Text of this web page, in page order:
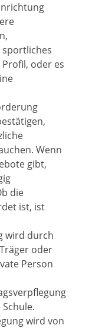
sportliches
oder es
Wenn
gibt,
die
ist, ist
wird durch
oder
Person
wird von